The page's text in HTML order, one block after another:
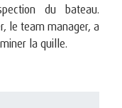
du bateau.
le team manager, a
la quille.